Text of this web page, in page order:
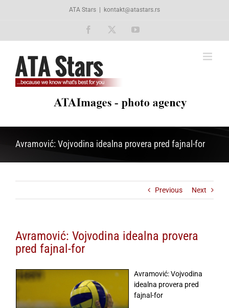
ATA Stars kontakt@atastars.rs
Facebook YouTube
Avramović: Vojvodina idealna provera pred fajnal-for
Previous Next
Avramović: Vojvodina idealna provera
pred fajnal-for
Avramović: Vojvodina
idealna provera pred
fajnal-for